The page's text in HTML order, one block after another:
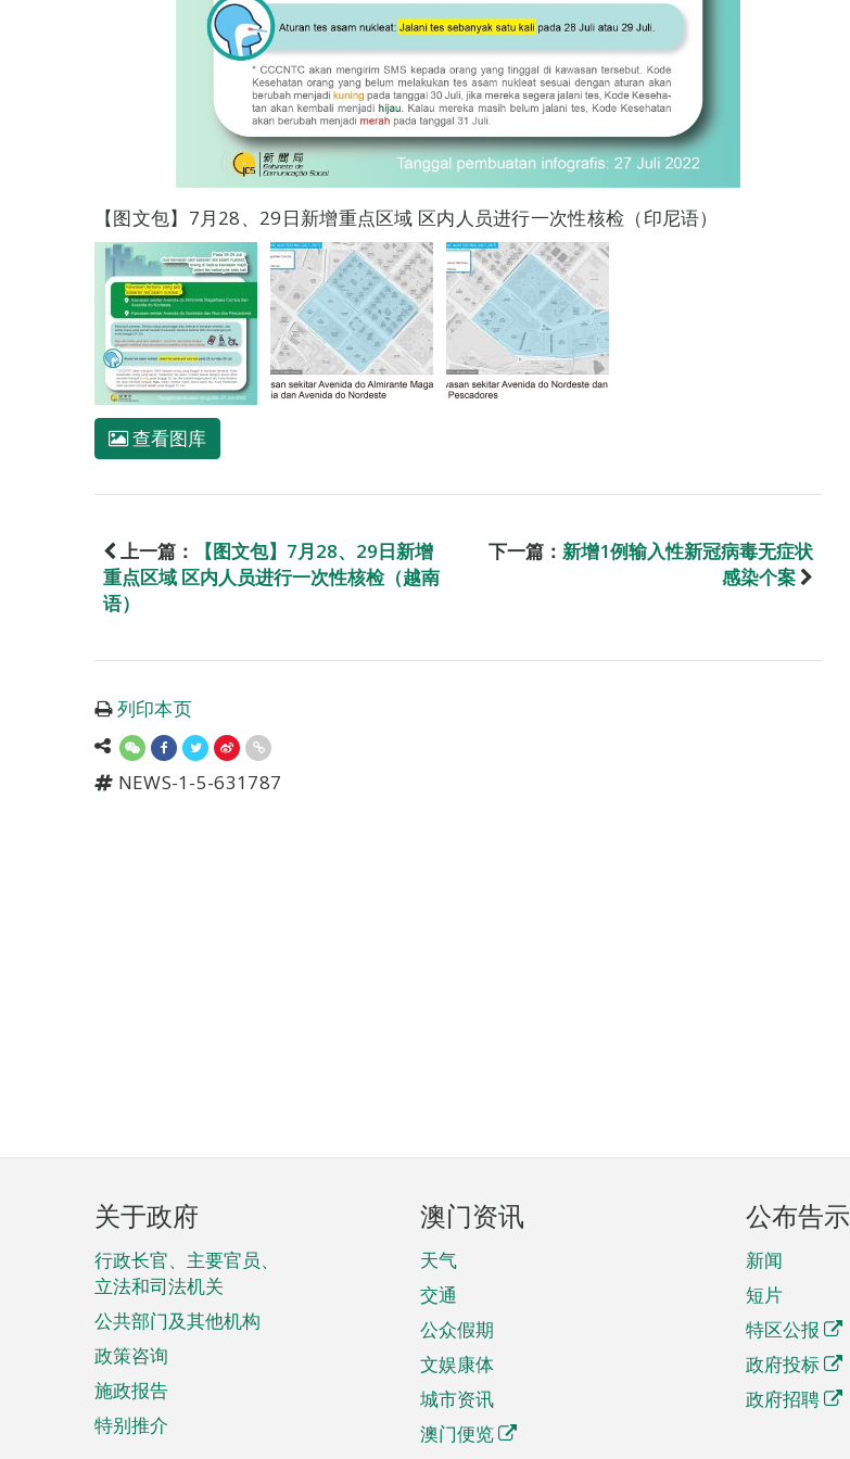
【图文包】7月28、29日新增重点区域 区内人员进行一次性核检（印尼语）
查看图库
上一篇：
【图文包】7月28、29日新增
重点区域 区内人员进行一次性核检（越南
语）
下一篇： 新增1例输入性新冠病毒无症状
感染个案
列印本页
NEWS-1-5-631787
页
脚
菜
单
关于政府
行政长官、主要官员、
立法和司法机关
公共部门及其他机构
政策咨询
施政报告
特别推介
澳门资讯
天气
交通
公众假期
文娱康体
城市资讯
澳门便览
公布告示
新闻
短片
特区公报
政府投标
政府招聘